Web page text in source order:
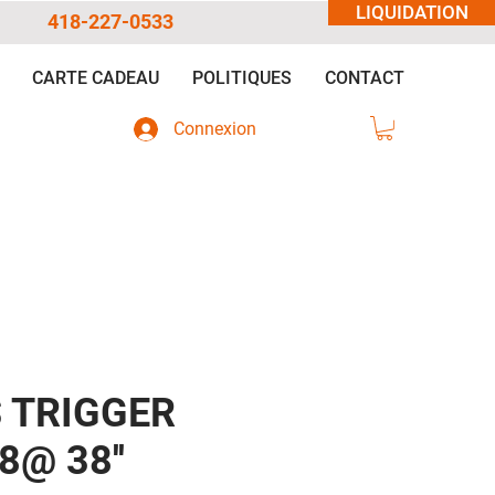
LIQUIDATION
418-227-0533
CARTE CADEAU POLITIQUES CONTACT
Connexion
38''